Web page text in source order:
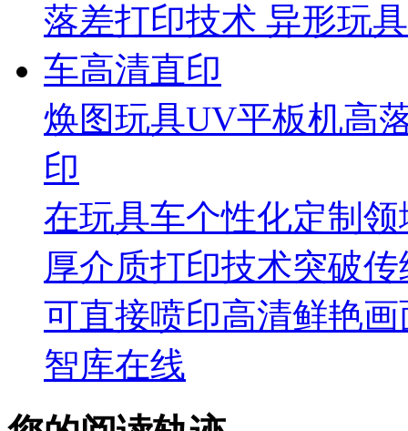
焕图玩具UV平板机高
印
在玩具车个性化定制
厚介质打印技术突破
可直接喷印高清鲜艳画
智库在线